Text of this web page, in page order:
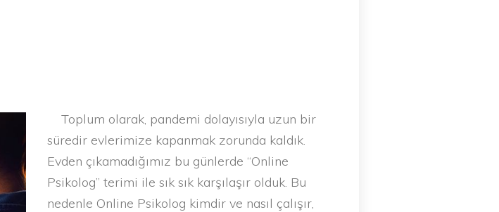
Toplum olarak, pandemi dolayısıyla uzun bir
süredir evlerimize kapanmak zorunda kaldık.
Evden çıkamadığımız bu günlerde “Online
Psikolog” terimi ile sık sık karşılaşır olduk. Bu
nedenle Online Psikolog kimdir ve nasıl çalışır,